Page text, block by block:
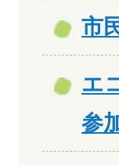
市
エ
参